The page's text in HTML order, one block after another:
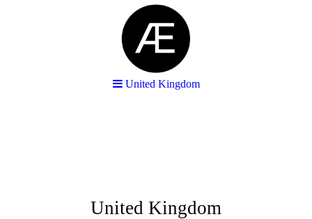
United Kingdom
United Kingdom